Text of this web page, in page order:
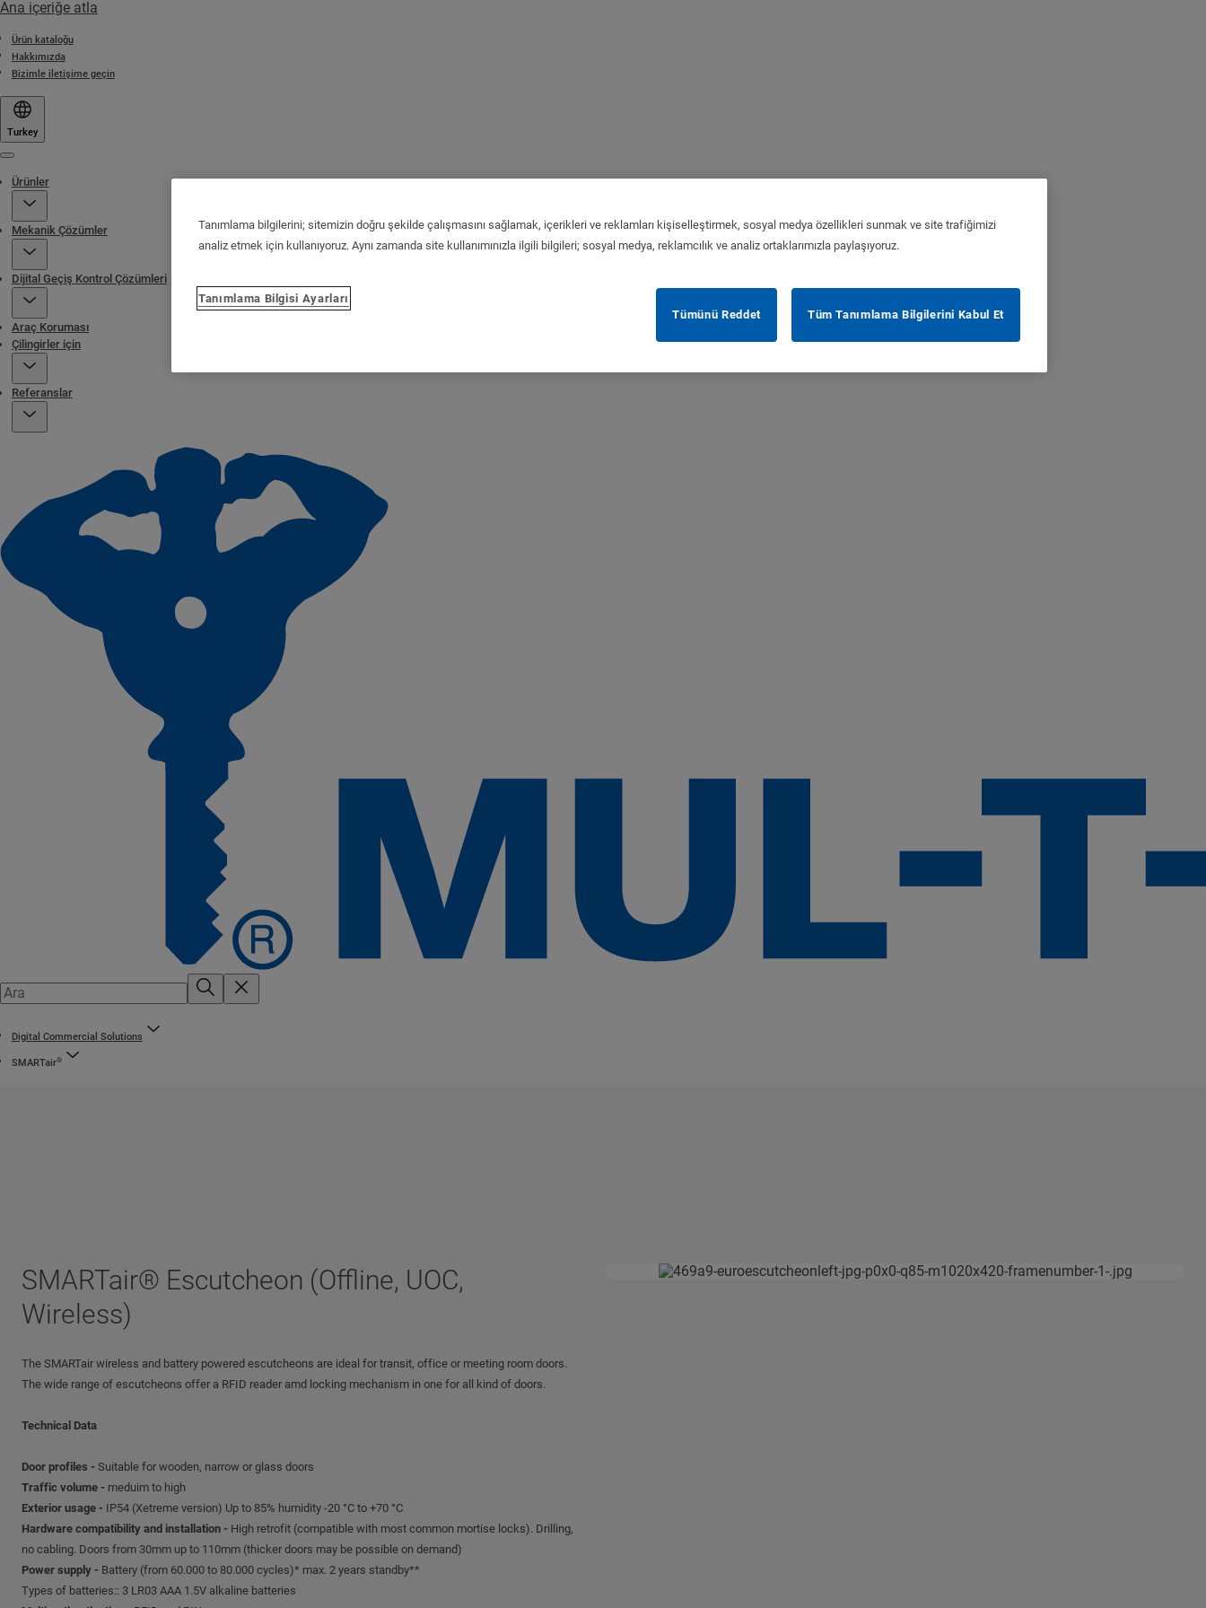
Ana içeriğe atla
Ürün kataloğu
Hakkımızda
Bizimle iletişime geçin
Turkey
Ürünler
Mekanik Çözümler
Dijital Geçiş Kontrol Çözümleri
Araç Koruması
Çilingirler için
Referanslar
Digital Commercial Solutions
SMARTair®
SMARTair® Escutcheon (Offline, UOC,
Wireless)
The SMARTair wireless and battery powered escutcheons are ideal for transit, office or meeting room doors.
The wide range of escutcheons offer a RFID reader amd locking mechanism in one for all kind of doors.
Technical Data
Door profiles - Suitable for wooden, narrow or glass doors
Traffic volume - meduim to high
Exterior usage - IP54 (Xetreme version) Up to 85% humidity -20 °C to +70 °C
Hardware compatibility and installation - High retrofit (compatible with most common mortise locks). Drilling,
no cabling. Doors from 30mm up to 110mm (thicker doors may be possible on demand)
Power supply - Battery (from 60.000 to 80.000 cycles)* max. 2 years standby**
Types of batteries:: 3 LR03 AAA 1.5V alkaline batteries
Tanımlama bilgilerini; sitemizin doğru şekilde çalışmasını sağlamak, içerikleri ve reklamları kişiselleştirmek, sosyal medya özellikleri sunmak ve site trafiğimizi
analiz etmek için kullanıyoruz. Aynı zamanda site kullanımınızla ilgili bilgileri; sosyal medya, reklamcılık ve analiz ortaklarımızla paylaşıyoruz.
Tanımlama Bilgisi Ayarları
Tümünü Reddet
Tüm Tanımlama Bilgilerini Kabul Et